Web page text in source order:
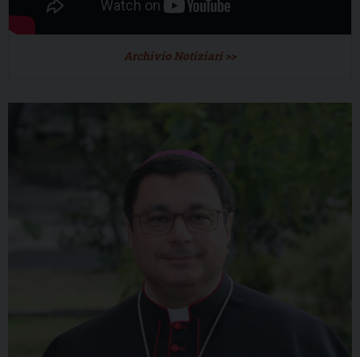
Archivio Notiziari >>